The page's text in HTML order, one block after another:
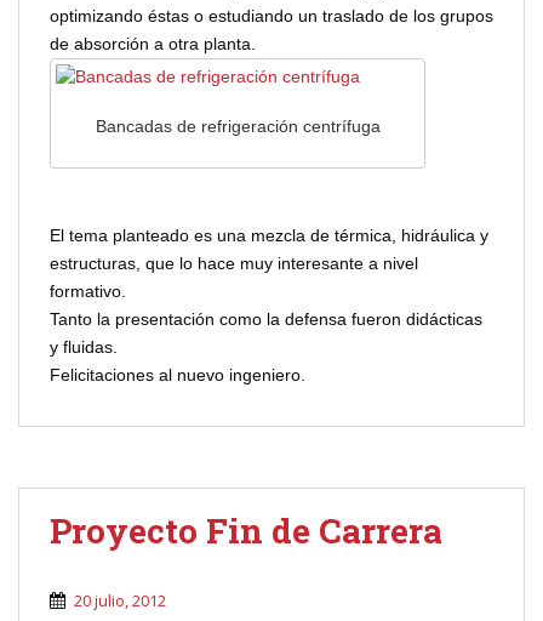
optimizando éstas o estudiando un traslado de los grupos
de absorción a otra planta.
Bancadas de refrigeración centrífuga
El tema planteado es una mezcla de térmica, hidráulica y
estructuras, que lo hace muy interesante a nivel
formativo.
Tanto la presentación como la defensa fueron didácticas
y fluidas.
Felicitaciones al nuevo ingeniero.
Proyecto Fin de Carrera
20 julio, 2012